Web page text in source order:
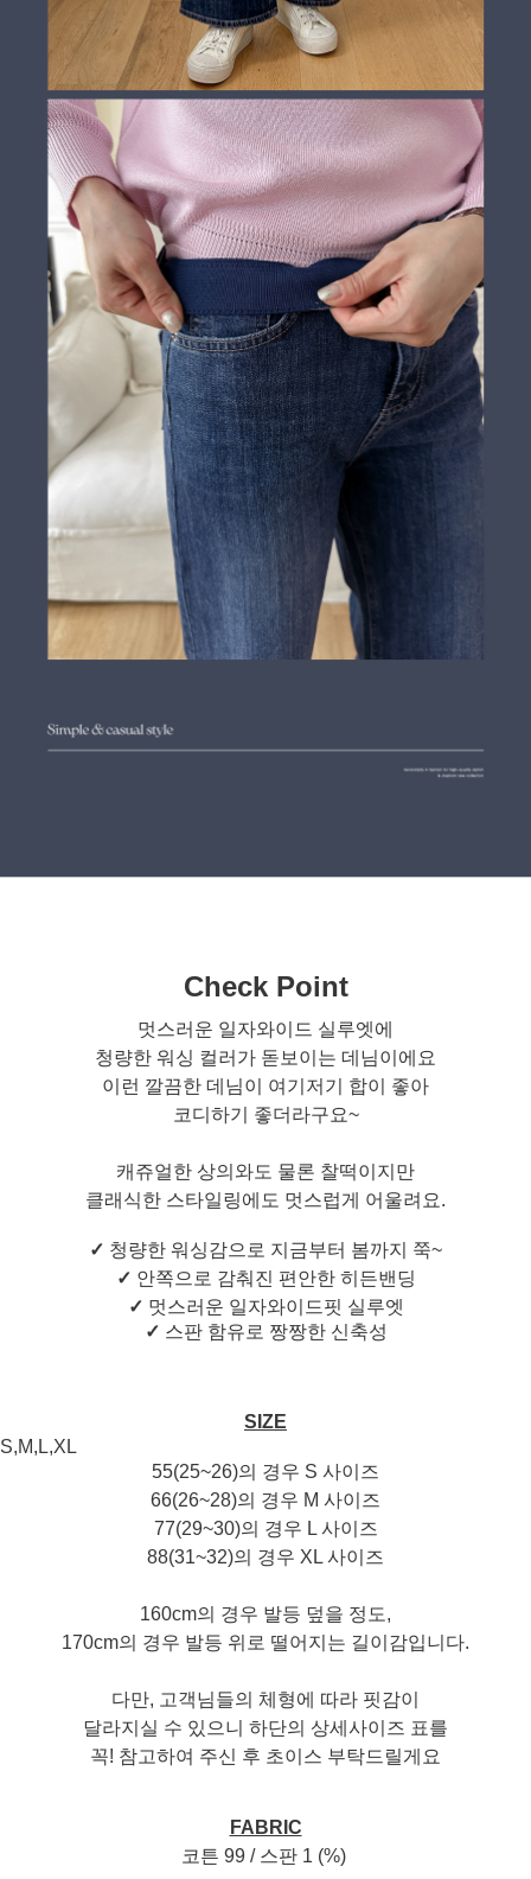
Check Point
멋스러운 일자와이드 실루엣에
청량한 워싱 컬러가 돋보이는 데님이에요
이런 깔끔한 데님이 여기저기 합이 좋아
코디하기 좋더라구요~
캐쥬얼한 상의와도 물론 찰떡이지만
클래식한 스타일링에도 멋스럽게 어울려요.
✓ 청량한 워싱감으로 지금부터 봄까지 쭉~
✓ 안쪽으로 감춰진 편안한 히든밴딩
✓ 멋스러운 일자와이드핏 실루엣
✓ 스판 함유로 짱짱한 신축성
SIZE
S,M,L,XL
55(25~26)의 경우 S 사이즈
66(26~28)의 경우 M 사이즈
77(29~30)의 경우 L 사이즈
88(31~32)의 경우 XL 사이즈
160cm의 경우 발등 덮을 정도,
170cm의 경우 발등 위로 떨어지는 길이감입니다.
다만, 고객님들의 체형에 따라 핏감이
달라지실 수 있으니 하단의 상세사이즈 표를
꼭! 참고하여 주신 후 초이스 부탁드릴게요
FABRIC
코튼 99 / 스판 1 (%)